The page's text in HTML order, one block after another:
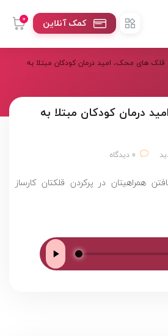
0 کمک آنلاین
قلک های محک، امید درمان کودکان مبتلا به
درمان کودکان مبتلا به
0 دیدگاه
همراهیتان در پرکردن قلکتان کارساز